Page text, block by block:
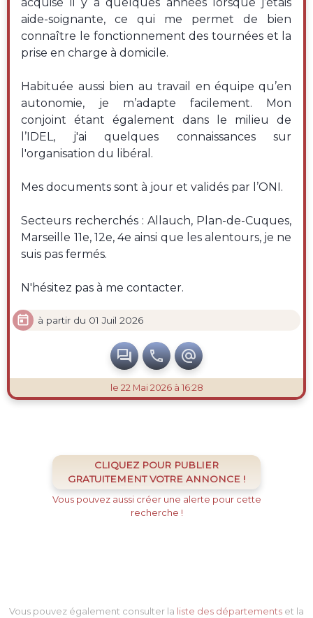
aide-soignante, ce qui me permet de bien
connaître le fonctionnement des tournées et la
prise en charge à domicile.
Habituée aussi bien au travail en équipe qu’en
autonomie, je m’adapte facilement. Mon
conjoint étant également dans le milieu de
l’IDEL, j'ai quelques connaissances sur
l'organisation du libéral.
Mes documents sont à jour et validés par l’ONI.
Secteurs recherchés : Allauch, Plan-de-Cuques,
Marseille 11e, 12e, 4e ainsi que les alentours, je ne
suis pas fermés.
N'hésitez pas à me contacter.
 à partir du 01 Juil 2026
  
le 22 Mai 2026 à 16:28
CLIQUEZ POUR PUBLIER
GRATUITEMENT VOTRE ANNONCE !
Vous pouvez aussi créer une alerte pour cette
recherche !
Vous pouvez également consulter la liste des départements et la